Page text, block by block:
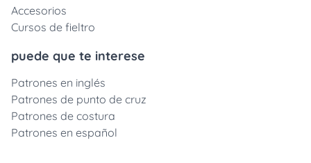
Accesorios
Cursos de fieltro
puede que te interese
Patrones en inglés
Patrones de punto de cruz
Patrones de costura
Patrones en español